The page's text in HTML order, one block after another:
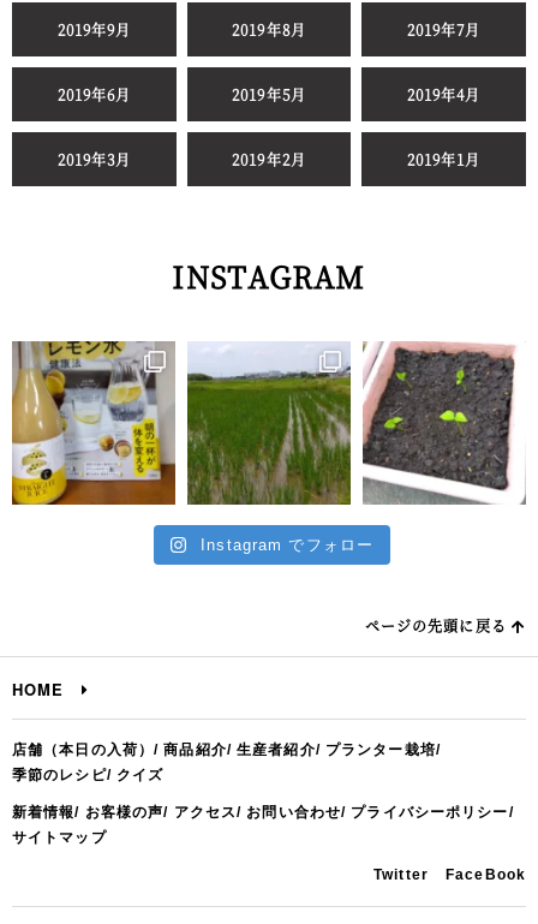
2019年9月 2019年8月 2019年7月
2019年6月 2019年5月 2019年4月
2019年3月 2019年2月 2019年1月
INSTAGRAM
Instagram でフォロー
ページの先頭に戻る
HOME
店舗（本日の入荷） 商品紹介 生産者紹介
プランター栽培
季節のレシピ
クイズ
新着情報 お客様の声 アクセス お問い合わせ
プライバシーポリシー
サイトマップ
Twitter FaceBook